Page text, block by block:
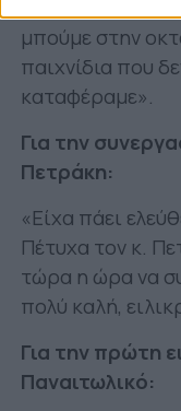
μπούμε στην
παιχνίδια που
καταφέραμε».
Για την
Πετράκη:
«Είχα πάει
Πέτυχα τον κ.
τώρα η ώρα να
πολύ καλή,
Για την πρώτη
Παναιτωλικό: